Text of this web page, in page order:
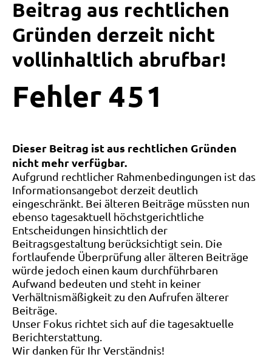
Beitrag aus rechtlichen
Gründen derzeit nicht
vollinhaltlich abrufbar!
Fehler 4 5 1
Dieser Beitrag ist aus rechtlichen Gründen
nicht mehr verfügbar.
Aufgrund rechtlicher Rahmenbedingungen ist das
Informationsangebot derzeit deutlich
eingeschränkt. Bei älteren Beiträge müssten nun
ebenso tagesaktuell höchstgerichtliche
Entscheidungen hinsichtlich der
Beitragsgestaltung berücksichtigt sein. Die
fortlaufende Überprüfung aller älteren Beiträge
würde jedoch einen kaum durchführbaren
Aufwand bedeuten und steht in keiner
Verhältnismäßigkeit zu den Aufrufen älterer
Beiträge.
Unser Fokus richtet sich auf die tagesaktuelle
Berichterstattung.
Wir danken für Ihr Verständnis!